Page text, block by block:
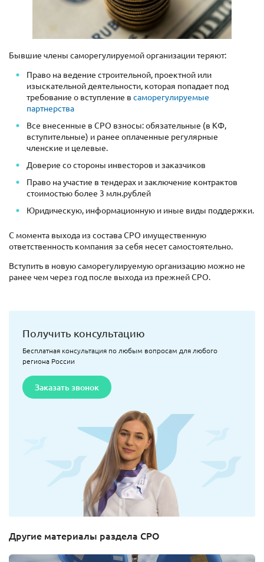
Бывшие члены саморегулируемой организации теряют:
Право на ведение строительной, проектной или
изыскательной деятельности, которая попадает под
требование о вступление в саморегулируемые
партнерства
Все внесенные в СРО взносы: обязательные (в КФ,
вступительные) и ранее оплаченные регулярные
членские и целевые.
Доверие со стороны инвесторов и заказчиков
Право на участие в тендерах и заключение контрактов
стоимостью более 3 млн.рублей
Юридическую, информационную и иные виды поддержки.
С момента выхода из состава СРО имущественную
ответственность компания за себя несет самостоятельно.
Вступить в новую саморегулируемую организацию можно не
ранее чем через год после выхода из прежней СРО.
Получить консультацию
Бесплатная консультация по любым вопросам для любого
региона России
Заказать звонок
Другие материалы раздела СРО